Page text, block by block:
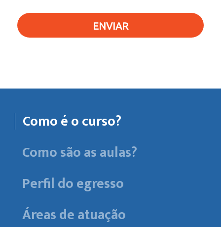
ENVIAR
Como é o curso?
Como são as aulas?
Perfil do egresso
Áreas de atuação